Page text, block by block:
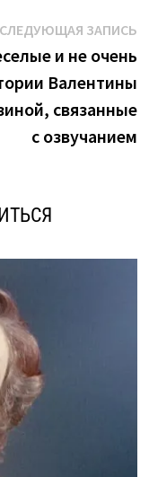
СЛЕДУЮЩАЯ ЗАПИСЬ
и не очень
Валентины
связанные
с озвучанием